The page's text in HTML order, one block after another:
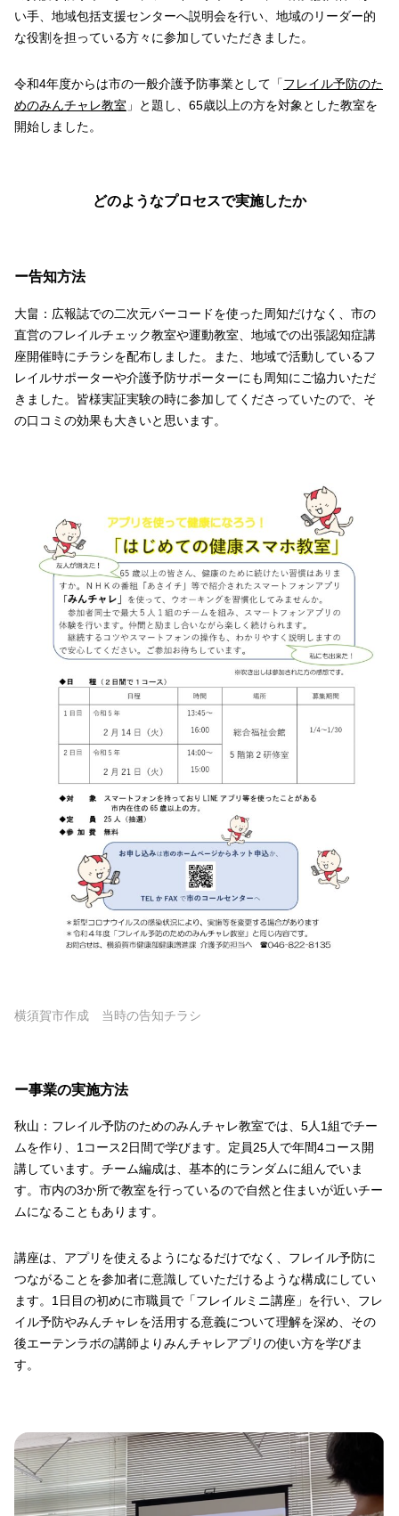
い手、地域包括支援センターへ説明会を行い、地域のリーダー的
な役割を担っている方々に参加していただきました。
令和4年度からは市の一般介護予防事業として「フレイル予防のた
めのみんチャレ教室 」と題し、65歳以上の方を対象とした教室を
開始しました。
どのようなプロセスで実施したか
ー告知方法
大畠：広報誌での二次元バーコードを使った周知だけなく、市の
直営のフレイルチェック教室や運動教室、地域での出張認知症講
座開催時にチラシを配布しました。また、地域で活動しているフ
レイルサポーターや介護予防サポーターにも周知にご協力いただ
きました。皆様実証実験の時に参加してくださっていたので、そ
の口コミの効果も大きいと思います。
横須賀市作成 当時の告知チラシ
ー事業の実施方法
秋山：フレイル予防のためのみんチャレ教室では、5人1組でチー
ムを作り、1コース2日間で学びます。定員25人で年間4コース開
講しています。チーム編成は、基本的にランダムに組んでいま
す。市内の3か所で教室を行っているので自然と住まいが近いチー
ムになることもあります。
講座は、アプリを使えるようになるだけでなく、フレイル予防に
つながることを参加者に意識していただけるような構成にしてい
ます。1日目の初めに市職員で「フレイルミニ講座」を行い、フレ
イル予防やみんチャレを活用する意義について理解を深め、その
後エーテンラボの講師よりみんチャレアプリの使い方を学びま
す。